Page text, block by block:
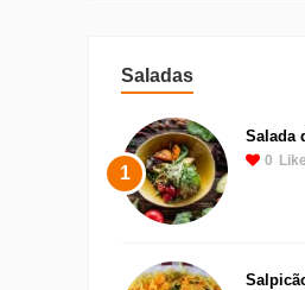
Saladas
1
Salada
0